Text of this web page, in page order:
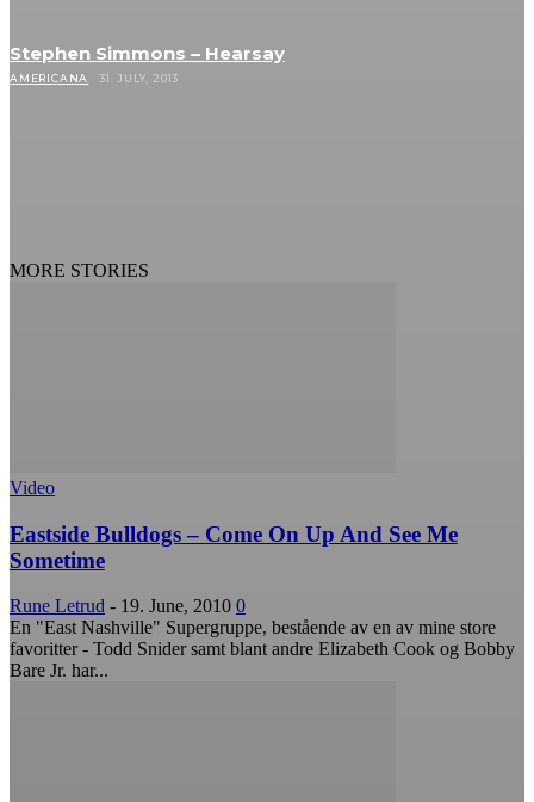
Stephen Simmons – Hearsay
AMERICANA 31. JULY, 2013
MORE STORIES
Video
Eastside Bulldogs – Come On Up And See Me
Sometime
Rune Letrud - 19. June, 2010 0
En "East Nashville" Supergruppe, bestående av en av mine store
favoritter - Todd Snider samt blant andre Elizabeth Cook og Bobby
Bare Jr. har...